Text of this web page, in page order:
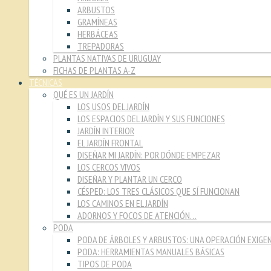
ARBUSTOS
GRAMÍNEAS
HERBÁCEAS
TREPADORAS
PLANTAS NATIVAS DE URUGUAY
FICHAS DE PLANTAS A-Z
TÉCNICAS
QUÉ ES UN JARDÍN
LOS USOS DEL JARDÍN
LOS ESPACIOS DEL JARDÍN Y SUS FUNCIONES
JARDÍN INTERIOR
EL JARDÍN FRONTAL
DISEÑAR MI JARDÍN: POR DÓNDE EMPEZAR
LOS CERCOS VIVOS
DISEÑAR Y PLANTAR UN CERCO
CÉSPED: LOS TRES CLÁSICOS QUE SÍ FUNCIONAN
LOS CAMINOS EN EL JARDÍN
ADORNOS Y FOCOS DE ATENCIÓN…
PODA
PODA DE ÁRBOLES Y ARBUSTOS: UNA OPERACIÓN
PODA: HERRAMIENTAS MANUALES BÁSICAS
TIPOS DE PODA